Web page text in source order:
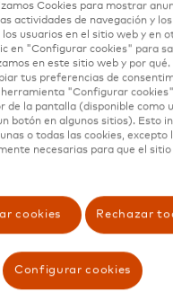
todos los
Cookies para mostrar
actividades de navegación y los
los usuarios en el sitio web y en
en "Configurar cookies" para
en este sitio web y por qué.
tus preferencias de
"Configurar
de la pantalla (disponible como
botón en algunos sitios). Esto
o todas las cookies, excepto
necesarias para que el sitio
cookies Rechazar
Configurar cookies